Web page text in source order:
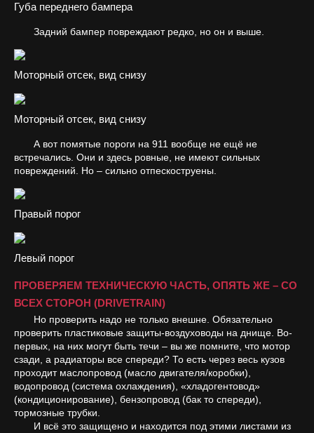
Губа переднего бампера
Задний бампер повреждают редко, но он и выше.
Моторный отсек, вид снизу
Моторный отсек, вид снизу
А вот помятые пороги на 911 вообще не ещё не
встречались. Они и здесь ровные, не имеют сильных
повреждений. Но – сильно отпескоструены.
Правый порог
Левый порог
ПРОВЕРЯЕМ ТЕХНИЧЕСКУЮ ЧАСТЬ, ОПЯТЬ ЖЕ – СО
ВСЕХ СТОРОН (DRIVETRAIN)
Но проверить надо не только внешне. Обязательно
проверить пластиковые защиты-воздуховоды на днище. Во-
первых, на них могут быть течи – вы же помните, что мотор
сзади, а радиаторы все спереди? То есть через весь кузов
проходит маслопровод (масло двигателя/коробки),
водопровод (система охлаждения), «хладогентовод»
(кондиционирование), бензопровод (бак то спереди),
тормозные трубки.
И всё это защищено и находится под этими листами из